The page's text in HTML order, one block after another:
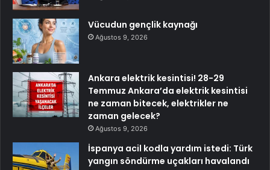
Vücudun gençlik kaynağı
Ağustos 9, 2026
Ankara elektrik kesintisi! 28-29
Temmuz Ankara’da elektrik kesintisi
ne zaman bitecek, elektrikler ne
zaman gelecek?
Ağustos 9, 2026
İspanya acil kodla yardım istedi: Türk
yangın söndürme uçakları havalandı